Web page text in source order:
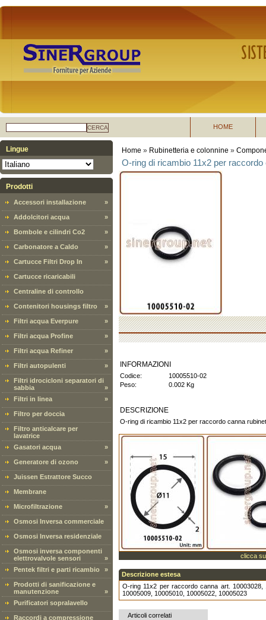
CERCA HOME
Lingue
Prodotti
Accessori installazione »
Addolcitori acqua »
Bombole e cilindri Co2 »
Carbonatore a Caldo »
Cartucce Filtri Drop In »
Cartucce ricaricabili
Centraline di controllo
Contenitori housings filtro »
Filtri acqua Everpure »
Filtri acqua Profine »
Filtri acqua Refiner »
Filtri autopulenti »
Filtri idrocicloni separatori di
sabbia
»
Filtri in linea
»
Filtro per doccia
Filtro anticalcare per
lavatrice
Gasatori acqua
»
Generatore di ozono »
Juissen Estrattore Succo
Membrane
Microfiltrazione »
Osmosi Inversa commerciale
Osmosi Inversa residenziale
Osmosi inversa componenti
elettrovalvole sensori
»
Pentek filtri e parti ricambio
»
Prodotti di sanificazione e
manutenzione
»
Purificatori sopralavello
Raccordi a compressione
Home » Rubinetteria e colonnine »
O-ring di ricambio 11x2 per raccordo
INFORMAZIONI
Codice:
10005510-02
Peso:
0.002 Kg
DESCRIZIONE
O-ring di ricambio 11x2 per raccordo canna
clicca
Descrizione estesa
O-ring 11x2 per raccordo canna art. 10003028,
10005009, 10005010, 10005022, 10005023
Articoli correlati